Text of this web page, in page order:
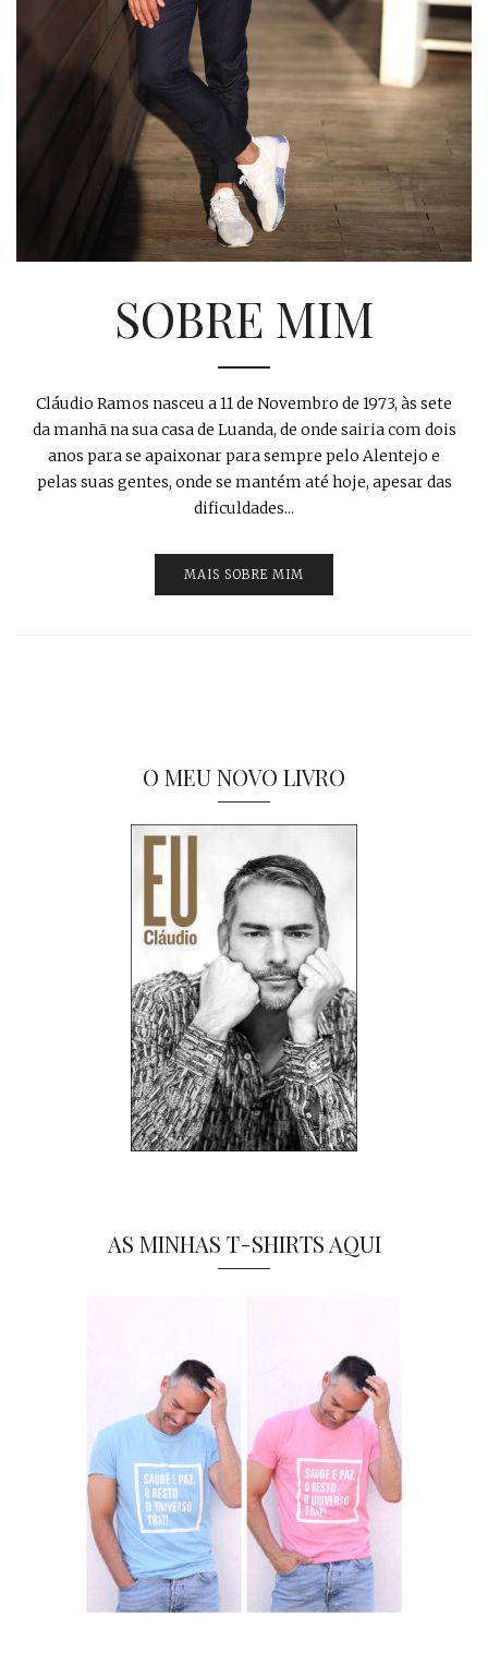
SOBRE MIM
Cláudio Ramos nasceu a 11 de Novembro de 1973, às sete
da manhã na sua casa de Luanda, de onde sairia com dois
anos para se apaixonar para sempre pelo Alentejo e
pelas suas gentes, onde se mantém até hoje, apesar das
dificuldades...
MAIS SOBRE MIM
O MEU NOVO LIVRO
AS MINHAS T-SHIRTS AQUI